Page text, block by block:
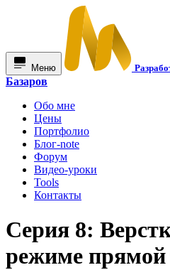
Меню
Базаров
Обо мне
Цены
Портфолио
Блог-note
Форум
Видео-уроки
Tools
Контакты
Серия 8:
режиме прямой